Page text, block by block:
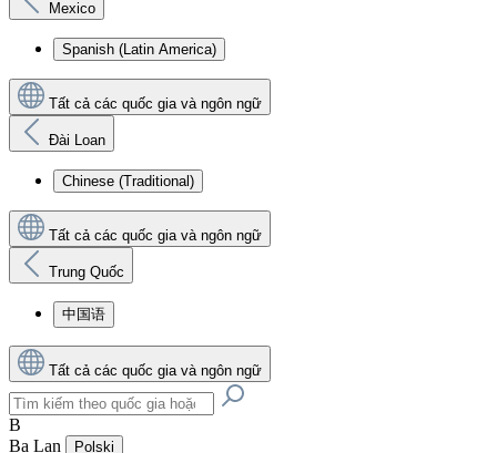
Mexico
Spanish (Latin America)
Tất cả các quốc gia và ngôn ngữ
Đài Loan
Chinese (Traditional)
Tất cả các quốc gia và ngôn ngữ
Trung Quốc
中国语
Tất cả các quốc gia và ngôn ngữ
B
Ba Lan
Polski